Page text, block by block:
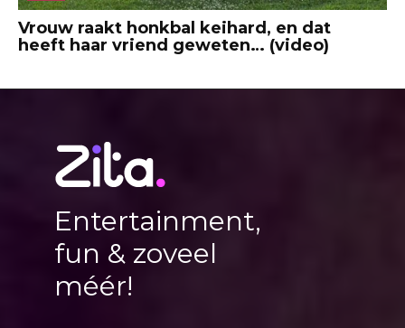
Vrouw raakt honkbal keihard, en dat
heeft haar vriend geweten… (video)
Entertainment,
fun & zoveel
méér!